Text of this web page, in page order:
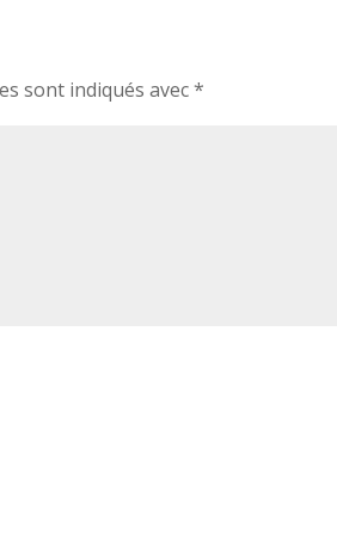
sont indiqués avec*